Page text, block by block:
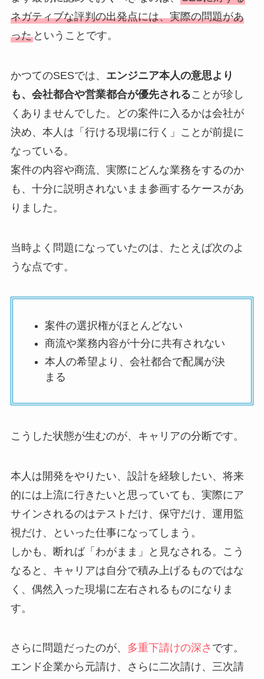
ネガティブな評判の出発点には、実際の問題があ
ったということです。
かつてのSESでは、 エンジニア本人の意思より
も、会社都合や営業都合が優先されることが珍し
くありませんでした。どの案件に入るかは会社が
決め、本人は「行ける現場に行く」ことが前提に
なっている。
案件の内容や商流、実際にどんな業務をするのか
も、十分に説明されないまま参画するケースがあ
りました。
当時よく問題になっていたのは、たとえば次のよ
うな点です。
案件の選択権がほとんどない
商流や業務内容が十分に共有されない
本人の希望より、会社都合で配属が決
まる
こうした状態が生むのが、キャリアの分断です。
本人は開発をやりたい、設計を経験したい、将来
的には上流に行きたいと思っていても、実際にア
サインされるのはテストだけ、保守だけ、運用監
視だけ、といった仕事になってしまう。
しかも、断れば「わがまま」と見なされる。こう
なると、キャリアは自分で積み上げるものではな
く、偶然入った現場に左右されるものになりま
す。
さらに問題だったのが、 多重下請けの深さ です。
エンド企業から元請け、さらに二次請け、三次請